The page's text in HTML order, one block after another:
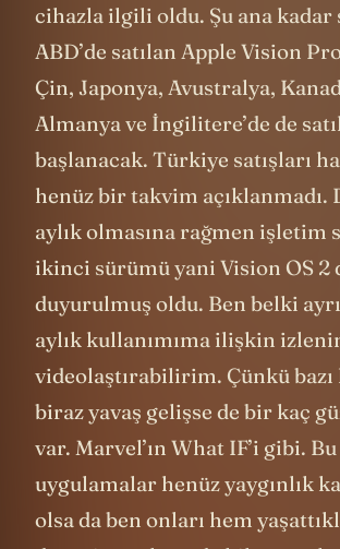
cihazla ilgili oldu. Şu ana kadar
ABD’de satılan Apple Vision
Çin, Japonya, Avustralya,
Almanya ve İngilitere’de de
başlanacak. Türkiye satışları
henüz bir takvim açıklanmadı.
aylık olmasına rağmen işletim
ikinci sürümü yani Vision OS 2
duyurulmuş oldu. Ben belki
aylık kullanımıma ilişkin
videolaştırabilirim. Çünkü
biraz yavaş gelişse de bir kaç
var. Marvel’ın What IF’i gibi.
uygulamalar henüz yaygınlık
olsa da ben onları hem